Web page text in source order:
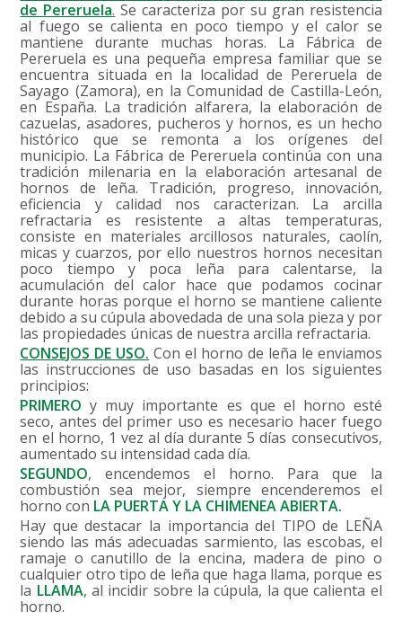
de Pereruela. Se caracteriza por su gran resistencia
al fuego se calienta en poco tiempo y el calor se
mantiene durante muchas horas. La Fábrica de
Pereruela es una pequeña empresa familiar que se
encuentra situada en la localidad de Pereruela de
Sayago (Zamora), en la Comunidad de Castilla-León,
en España. La tradición alfarera, la elaboración de
cazuelas, asadores, pucheros y hornos, es un hecho
histórico que se remonta a los orígenes del
municipio. La Fábrica de Pereruela continúa con una
tradición milenaria en la elaboración artesanal de
hornos de leña. Tradición, progreso, innovación,
eficiencia y calidad nos caracterizan. La arcilla
refractaria es resistente a altas temperaturas,
consiste en materiales arcillosos naturales, caolín,
micas y cuarzos, por ello nuestros hornos necesitan
poco tiempo y poca leña para calentarse, la
acumulación del calor hace que podamos cocinar
durante horas porque el horno se mantiene caliente
debido a su cúpula abovedada de una sola pieza y por
las propiedades únicas de nuestra arcilla refractaria.
CONSEJOS DE USO. Con el horno de leña le enviamos
las instrucciones de uso basadas en los siguientes
principios:
PRIMERO y muy importante es que el horno esté
seco, antes del primer uso es necesario hacer fuego
en el horno, 1 vez al día durante 5 días consecutivos,
aumentado su intensidad cada día.
SEGUNDO, encendemos el horno. Para que la
combustión sea mejor, siempre encenderemos el
horno con LA PUERTA Y LA CHIMENEA ABIERTA.
Hay que destacar la importancia del TIPO de LEÑA
siendo las más adecuadas sarmiento, las escobas, el
ramaje o canutillo de la encina, madera de pino o
cualquier otro tipo de leña que haga llama, porque es
la LLAMA, al incidir sobre la cúpula, la que calienta el
horno.